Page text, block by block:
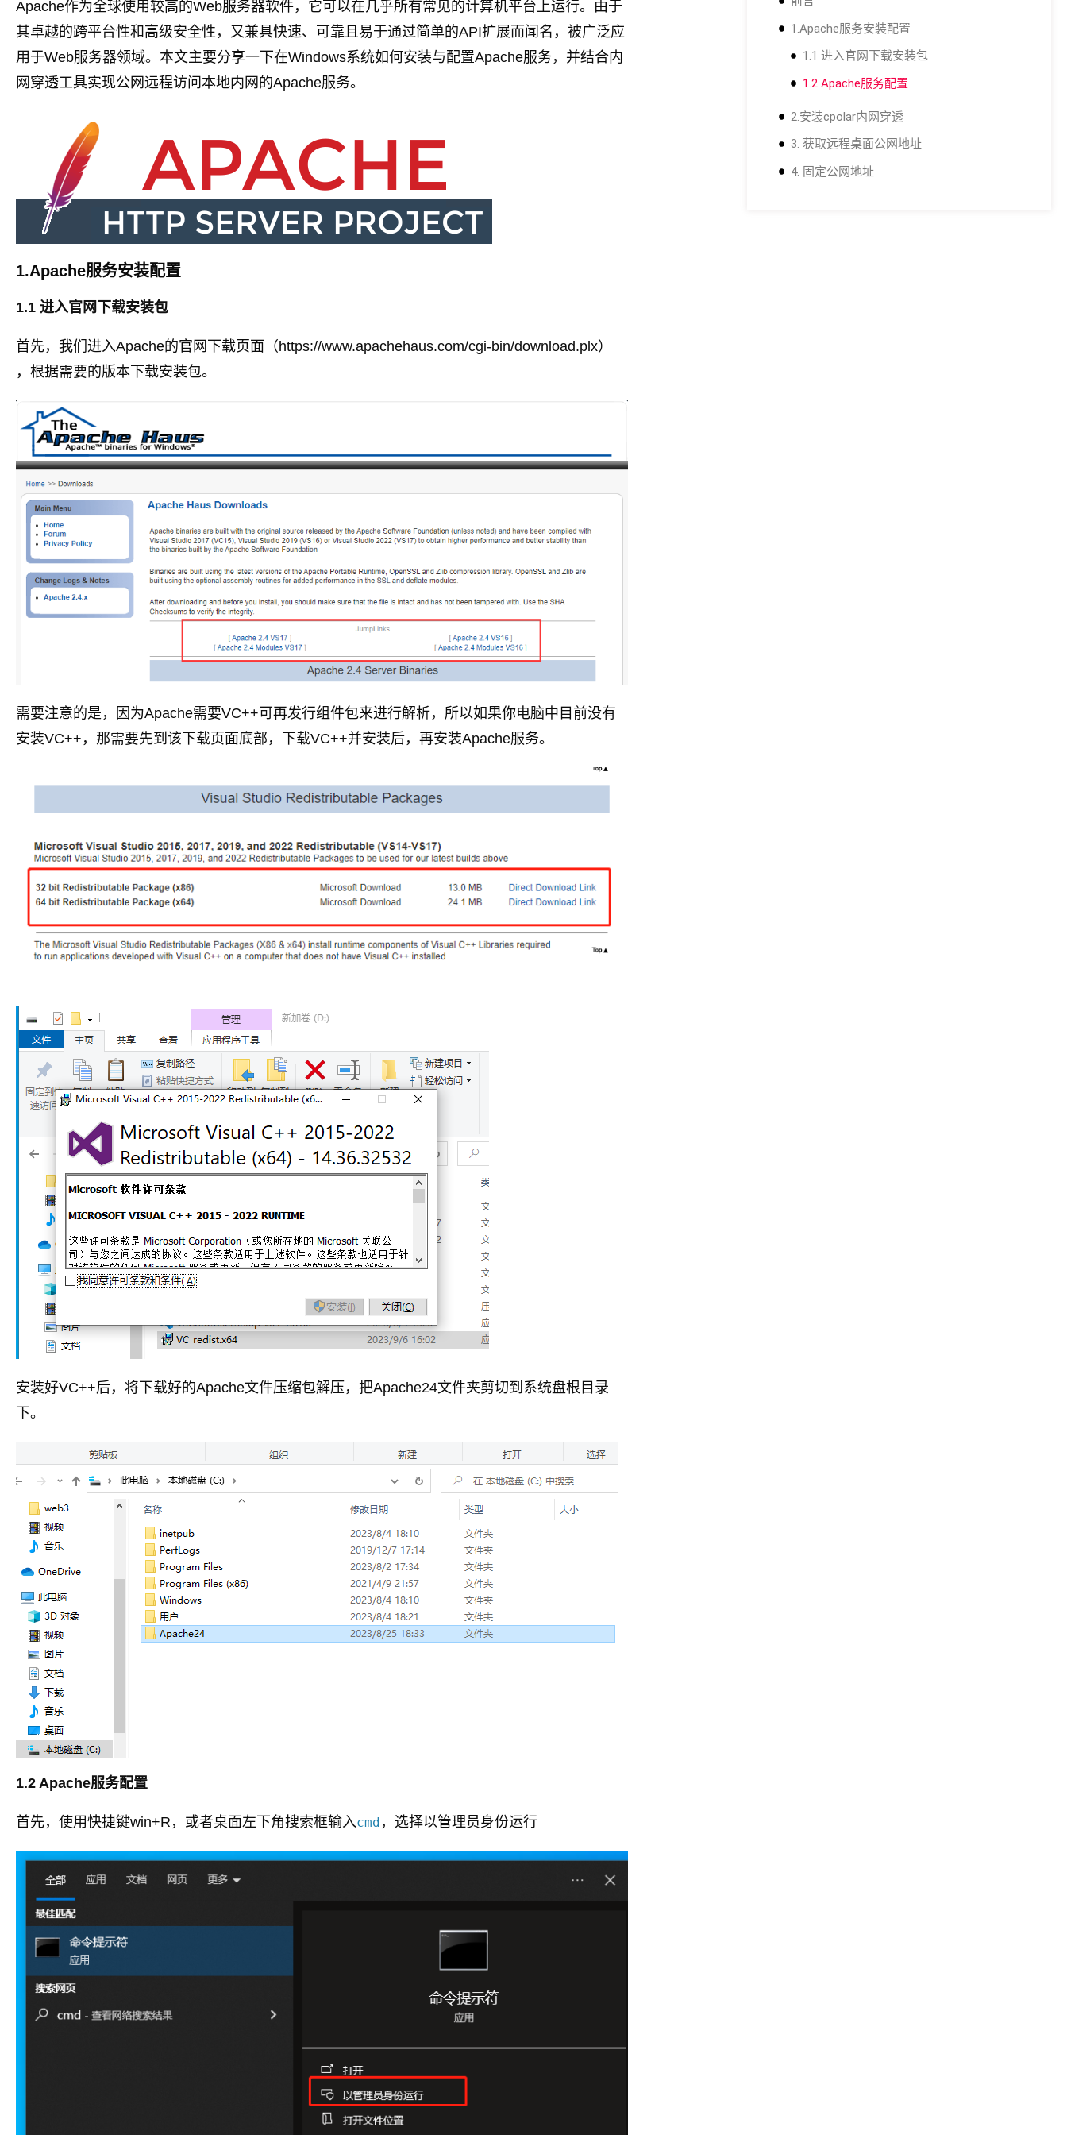
Apache作为全球使用较高的Web服务器软件，它可以在几乎所有常见的计算机平台上运行。由于
其卓越的跨平台性和高级安全性，又兼具快速、可靠且易于通过简单的API扩展而闻名，被广泛应
用于Web服务器领域。本文主要分享一下在Windows系统如何安装与配置Apache服务，并结合内
网穿透工具实现公网远程访问本地内网的Apache服务。
1.Apache服务安装配置
1.1 进入官网下载安装包
首先，我们进入Apache的官网下载页面（https://www.apachehaus.com/cgi-bin/download.plx）
，根据需要的版本下载安装包。
需要注意的是，因为Apache需要VC++可再发行组件包来进行解析，所以如果你电脑中目前没有
安装VC++，那需要先到该下载页面底部，下载VC++并安装后，再安装Apache服务。
安装好VC++后，将下载好的Apache文件压缩包解压，把Apache24文件夹剪切到系统盘根目录
下。
1.2 Apache服务配置
首先，使用快捷键win+R，或者桌面左下角搜索框输入cmd ，选择以管理员身份运行
1.Apache服务安装配置
1.1 进入官网下载安装包
1.2 Apache服务配置
2.安装cpolar内网穿透
3. 获取远程桌面公网地址
4. 固定公网地址